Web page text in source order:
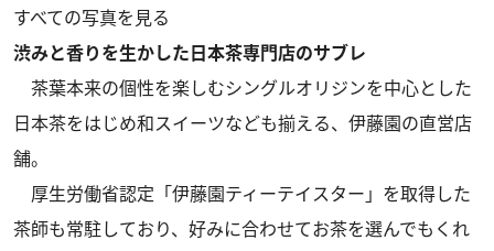
すべての写真を見る
渋みと香りを生かした日本茶専門店のサブレ
茶葉本来の個性を楽しむシングルオリジンを中心とした
日本茶をはじめ和スイーツなども揃える、伊藤園の直営店
舗。
厚生労働省認定「伊藤園ティーテイスター」を取得した
茶師も常駐しており、好みに合わせてお茶を選んでもくれ